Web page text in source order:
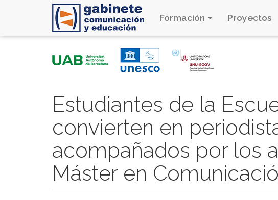
Formación Proyectos
Estudiantes de la
convierten en
acompañados por los
Máster en